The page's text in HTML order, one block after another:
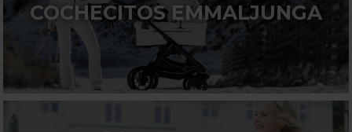
COCHECITOS EMMALJUNGA